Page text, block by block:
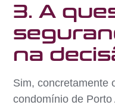
3. A
na
Sim, concretamente
condomínio de